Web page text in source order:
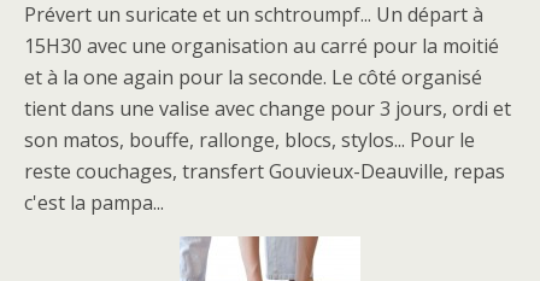
Prévert un suricate et un schtroumpf... Un départ à
15H30 avec une organisation au carré pour la moitié
et à la one again pour la seconde. Le côté organisé
tient dans une valise avec change pour 3 jours, ordi et
son matos, bouffe, rallonge, blocs, stylos... Pour le
reste couchages, transfert Gouvieux-Deauville, repas
c'est la pampa...